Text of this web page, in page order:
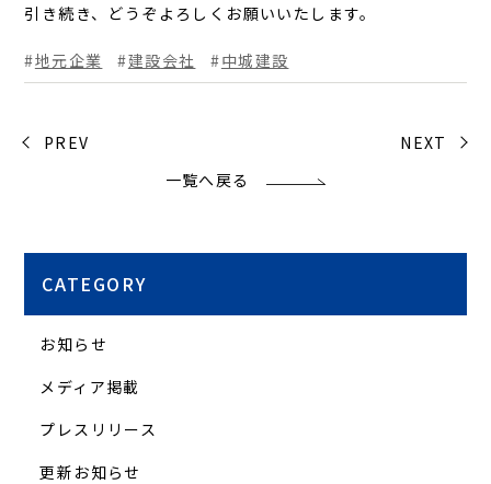
引き続き、どうぞよろしくお願いいたします。
地元企業 建設会社 中城建設
PREV
NEXT
一覧へ戻る
CATEGORY
お知らせ
メディア掲載
プレスリリース
更新お知らせ